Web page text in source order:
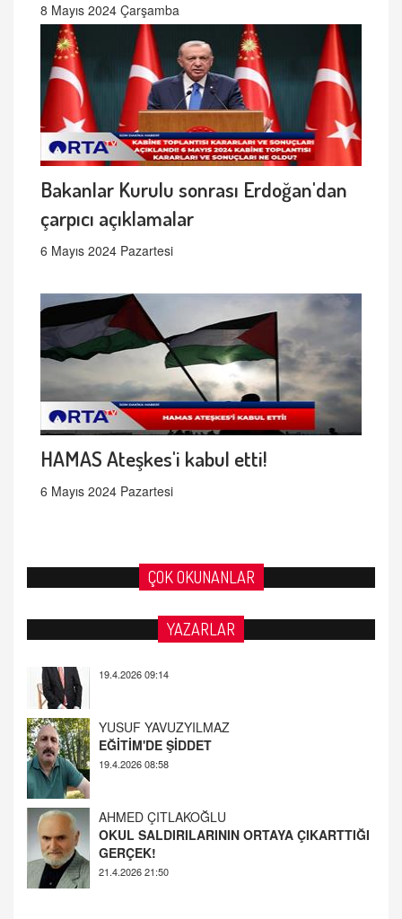
8 Mayıs 2024 Çarşamba
Bakanlar Kurulu sonrası Erdoğan'dan
çarpıcı açıklamalar
6 Mayıs 2024 Pazartesi
HAMAS Ateşkes'i kabul etti!
6 Mayıs 2024 Pazartesi
ÇOK OKUNANLAR
YAZARLAR
YUSUF YAVUZYILMAZ
AHMED ÇITLAKOĞLU
21.4.2026 21:50
Fatih Bayhan
MAARİF MESELEMİZ ÇIKMAZDA!